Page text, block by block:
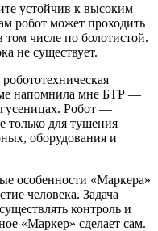
устойчив к высоким
робот может проходить
числе по болотистой.
не существует.
напомнила мне БТР —
Робот —
только для тушения
оборудования и
особенности «Маркера»
человека. Задача
контроль и
«Маркер» сделает сам.